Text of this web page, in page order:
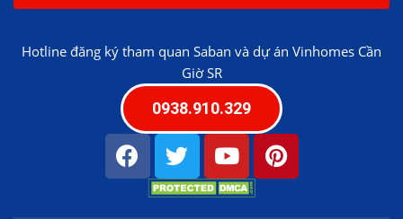
Hotline đăng ký tham quan Saban và dự án Vinhomes Cần
Giờ SR
0938.910.329